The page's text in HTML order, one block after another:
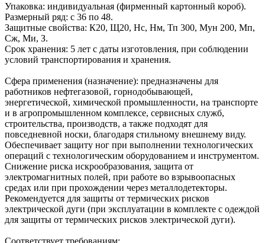
Упаковка: индивидуальная (фирменный картонный короб).
Размерный ряд: с 36 по 48.
Защитные свойства: К20, Щ20, Нс, Нм, Тп 300, Мун 200, Мп,
Сж, Ми, З.
Срок хранения: 5 лет с даты изготовления, при соблюдении
условий транспортирования и хранения.
Сфера применения (назначение): предназначены для
работников нефтегазовой, горнодобывающей,
энергетической, химической промышленности, на транспорте
и в агропромышленном комплексе, сервисных служб,
строительства, производств, а также подходят для
повседневной носки, благодаря стильному внешнему виду.
Обеспечивает защиту ног при выполнении технологических
операций с технологическим оборудованием и инструментом.
Снижение риска искрообразования, защита от
электромагнитных полей, при работе во взрывоопасных
средах или при прохождении через металлодетекторы.
Рекомендуется для защиты от термических рисков
электрической дуги (при эксплуатации в комплекте с одеждой
для защиты от термических рисков электрической дуги).
Соответствует требованиям: